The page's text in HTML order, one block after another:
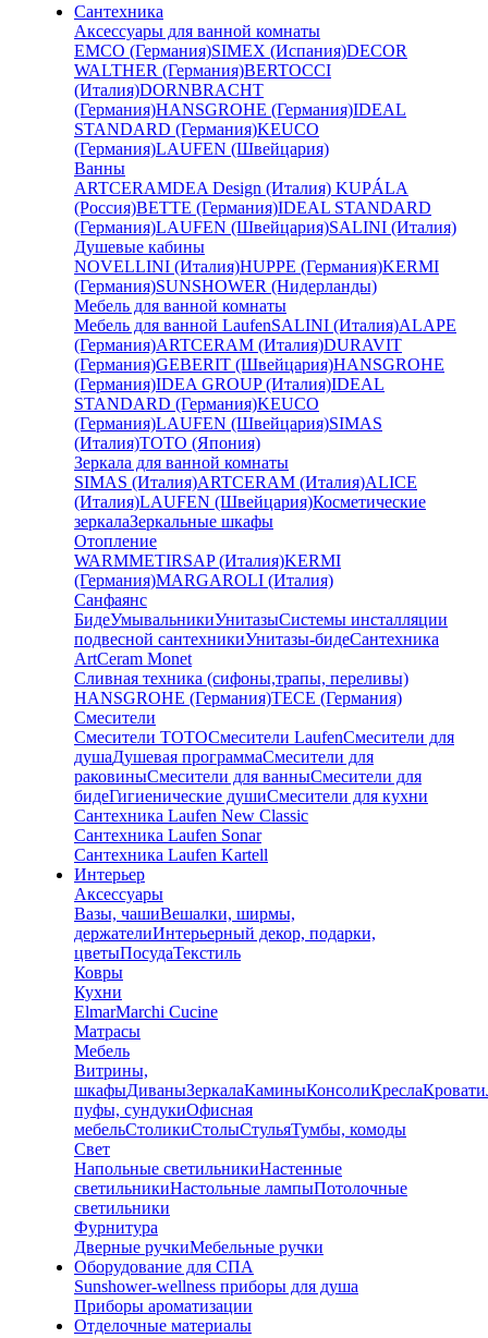
Сантехника
Аксессуары для ванной комнаты
EMCO (Германия)SIMEX (Испания)DECOR
WALTHER (Германия)BERTOCCI
(Италия)DORNBRACHT
(Германия)HANSGROHE (Германия)IDEAL
STANDARD (Германия)KEUCO
(Германия)LAUFEN (Швейцария)
Ванны
ARTCERAMDEA Design (Италия) KUPÁLA
(Россия)BETTE (Германия)IDEAL STANDARD
(Германия)LAUFEN (Швейцария)SALINI (Италия)
Душевые кабины
NOVELLINI (Италия)HUPPE (Германия)KERMI
(Германия)SUNSHOWER (Нидерланды)
Мебель для ванной комнаты
Мебель для ванной LaufenSALINI (Италия)ALAPE
(Германия)ARTCERAM (Италия)DURAVIT
(Германия)GEBERIT (Швейцария)HANSGROHE
(Германия)IDEA GROUP (Италия)IDEAL
STANDARD (Германия)KEUCO
(Германия)LAUFEN (Швейцария)SIMAS
(Италия)TOTO (Япония)
Зеркала для ванной комнаты
SIMAS (Италия)ARTCERAM (Италия)ALICE
(Италия)LAUFEN (Швейцария)Косметические
зеркалаЗеркальные шкафы
Отопление
WARMMETIRSAP (Италия)KERMI
(Германия)MARGAROLI (Италия)
Санфаянс
БидеУмывальникиУнитазыСистемы инсталляции
подвесной сантехникиУнитазы-бидеСантехника
ArtCeram Monet
Сливная техника (сифоны,трапы, переливы)
HANSGROHE (Германия)TECE (Германия)
Смесители
Смесители TOTOСмесители LaufenСмесители для
душаДушевая программаСмесители для
раковиныСмесители для ванныСмесители для
бидеГигиенические душиСмесители для кухни
Сантехника Laufen New Classic
Сантехника Laufen Sonar
Сантехника Laufen Kartell
Интерьер
Аксессуары
Вазы, чашиВешалки, ширмы,
держателиИнтерьерный декор, подарки,
цветыПосудаТекстиль
Ковры
Кухни
ElmarMarchi Cucine
Матрасы
Мебель
Витрины,
шкафыДиваныЗеркалаКаминыКонсолиКреслаКровати
пуфы, сундукиОфисная
мебельСтоликиСтолыСтульяТумбы, комоды
Свет
Напольные светильникиНастенные
светильникиНастольные лампыПотолочные
светильники
Фурнитура
Дверные ручкиМебельные ручки
Оборудование для СПА
Sunshower-wellness приборы для душа
Приборы ароматизации
Отделочные материалы